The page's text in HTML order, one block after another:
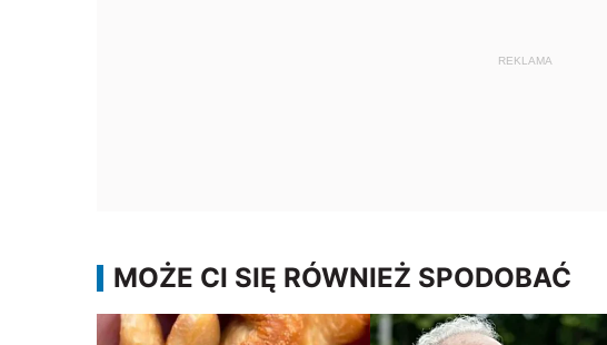
REKLAMA